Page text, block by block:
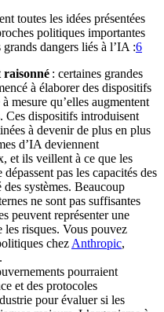
toutes les idées présentées
politiques importantes
dangers liés à l’IA :⁠6
raisonné : certaines grandes
à élaborer des dispositifs
mesure qu’elles augmentent
Ces dispositifs introduisent
à devenir de plus en plus
d’IA deviennent
et ils veillent à ce que les
pas les capacités des
des systèmes. Beaucoup
ne sont pas suffisantes
peuvent représenter une
les risques. Vous pouvez
chez Anthropic,
.
pourraient
et des protocoles
pour évaluer si les